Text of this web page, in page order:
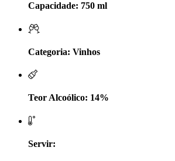
Lavradores da Feitoria - Douro
Capacidade: 750 ml
Categoria: Vinhos
Teor Alcoólico: 14%
Servir: